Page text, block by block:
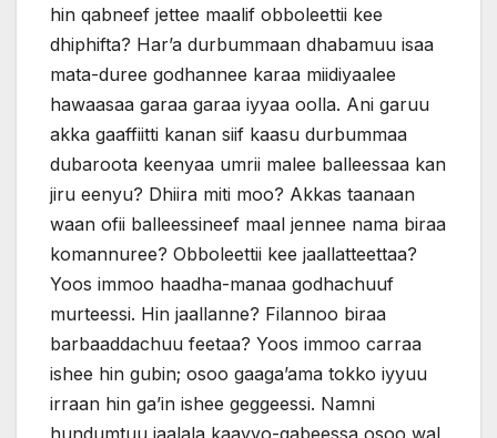
hin qabneef jettee maalif obboleettii kee
dhiphifta? Har’a durbummaan dhabamuu isaa
mata-duree godhannee karaa miidiyaalee
hawaasaa garaa garaa iyyaa oolla. Ani garuu
akka gaaffiitti kanan siif kaasu durbummaa
dubaroota keenyaa umrii malee balleessaa kan
jiru eenyu? Dhiira miti moo? Akkas taanaan
waan ofii balleessineef maal jennee nama biraa
komannuree? Obboleettii kee jaallatteettaa?
Yoos immoo haadha-manaa godhachuuf
murteessi. Hin jaallanne? Filannoo biraa
barbaaddachuu feetaa? Yoos immoo carraa
ishee hin gubin; osoo gaaga’ama tokko iyyuu
irraan hin ga’in ishee geggeessi. Namni